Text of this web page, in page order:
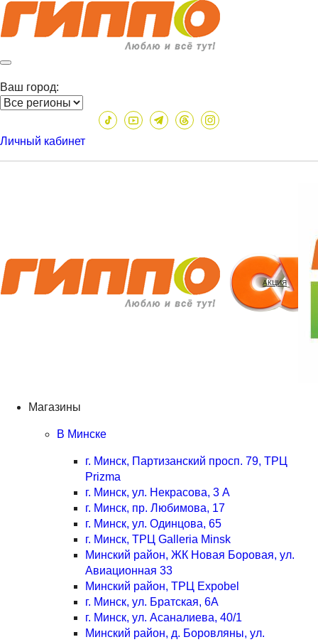
Ваш город:
Личный кабинет
АКЦИЯ
Магазины
В Минске
г. Минск, Партизанский просп. 79, ТРЦ
Prizma
г. Минск, ул. Некрасова, 3 А
г. Минск, пр. Любимова, 17
г. Минск, ул. Одинцова, 65
г. Минск, ТРЦ Galleria Minsk
Минский район, ЖК Новая Боровая, ул.
Авиационная 33
Минский район, ТРЦ Expobel
г. Минск, ул. Братская, 6А
г. Минск, ул. Асаналиева, 40/1
Минский район, д. Боровляны, ул.